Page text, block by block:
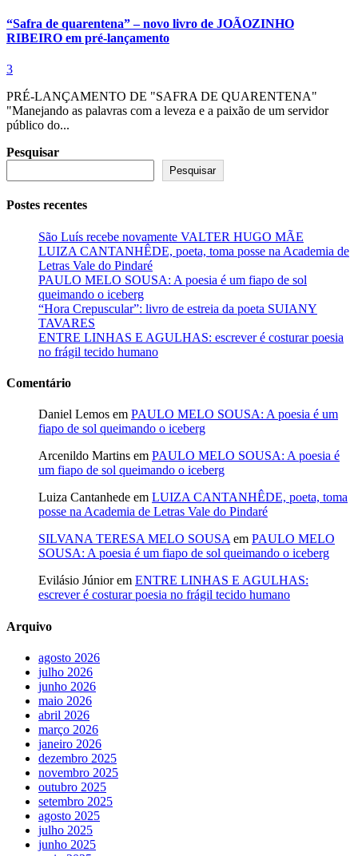
“Safra de quarentena” – novo livro de JOÃOZINHO
RIBEIRO em pré-lançamento
3
PRÉ-LANÇAMENTO DE "SAFRA DE QUARENTENA"
"Manejando as palavras com a leveza e a paixão de um servidor
público do...
Pesquisar
Pesquisar
Postes recentes
São Luís recebe novamente VALTER HUGO MÃE
LUIZA CANTANHÊDE, poeta, toma posse na Academia de
Letras Vale do Pindaré
PAULO MELO SOUSA: A poesia é um fiapo de sol
queimando o iceberg
“Hora Crepuscular”: livro de estreia da poeta SUIANY
TAVARES
ENTRE LINHAS E AGULHAS: escrever é costurar poesia
no frágil tecido humano
Comentário
Daniel Lemos em PAULO MELO SOUSA: A poesia é um
fiapo de sol queimando o iceberg
Arcenildo Martins em PAULO MELO SOUSA: A poesia é
um fiapo de sol queimando o iceberg
Luiza Cantanhede em LUIZA CANTANHÊDE, poeta, toma
posse na Academia de Letras Vale do Pindaré
SILVANA TERESA MELO SOUSA em PAULO MELO
SOUSA: A poesia é um fiapo de sol queimando o iceberg
Evilásio Júniorem ENTRE LINHAS E AGULHAS:
escrever é costurar poesia no frágil tecido humano
Arquivo
agosto 2026
julho 2026
junho 2026
maio 2026
abril 2026
março 2026
janeiro 2026
dezembro 2025
novembro 2025
outubro 2025
setembro 2025
agosto 2025
julho 2025
junho 2025